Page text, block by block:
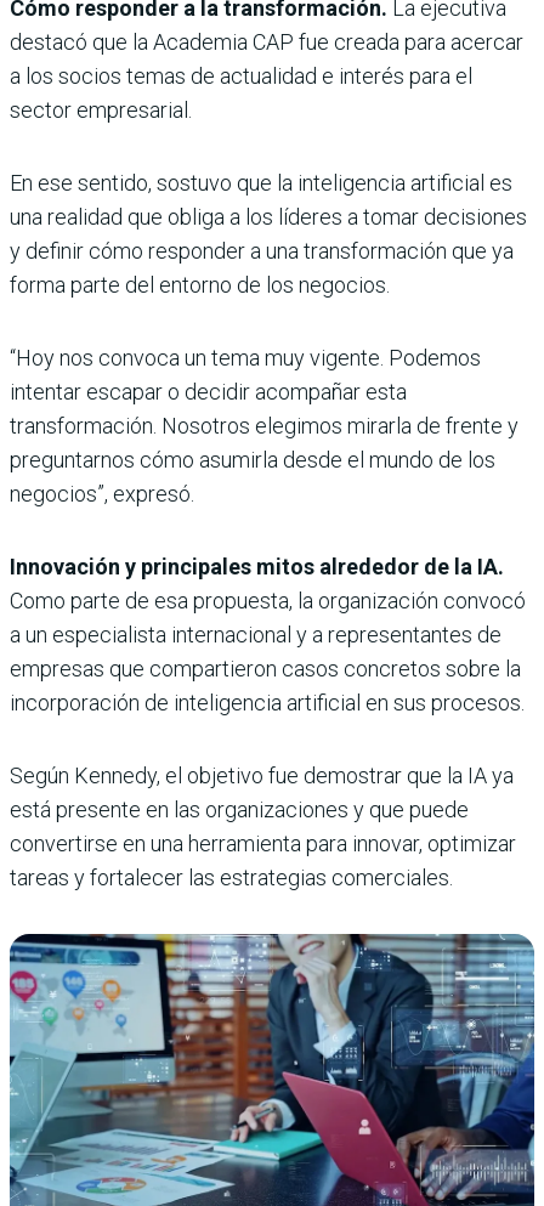
Cómo responder a la transformación. La ejecutiva
destacó que la Academia CAP fue creada para acercar
a los socios temas de actualidad e interés para el
sector empresarial.
En ese sentido, sostuvo que la inteligencia artificial es
una realidad que obliga a los líderes a tomar decisiones
y definir cómo responder a una transformación que ya
forma parte del entorno de los negocios.
“Hoy nos convoca un tema muy vigente. Podemos
intentar escapar o decidir acompañar esta
transformación. Nosotros elegimos mirarla de frente y
preguntarnos cómo asumirla desde el mundo de los
negocios”, expresó.
Innovación y principales mitos alrededor de la IA.
Como parte de esa propuesta, la organización convocó
a un especialista internacional y a representantes de
empresas que compartieron casos concretos sobre la
incorporación de inteligencia artificial en sus procesos.
Según Kennedy, el objetivo fue demostrar que la IA ya
está presente en las organizaciones y que puede
convertirse en una herramienta para innovar, optimizar
tareas y fortalecer las estrategias comerciales.